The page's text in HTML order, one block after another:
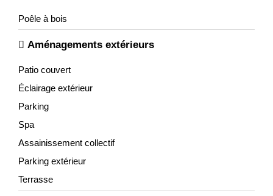
Poêle à bois
Aménagements extérieurs
Patio couvert
Éclairage extérieur
Parking
Spa
Assainissement collectif
Parking extérieur
Terrasse